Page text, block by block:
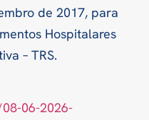
de 2017, para
Hospitalares
– TRS.
06-2026-